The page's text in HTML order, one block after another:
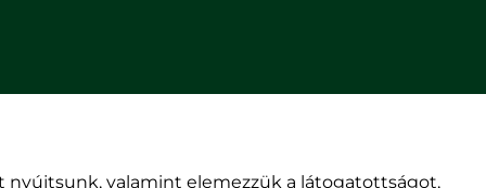
nyújtsunk, valamint elemezzük a látogatottságot,